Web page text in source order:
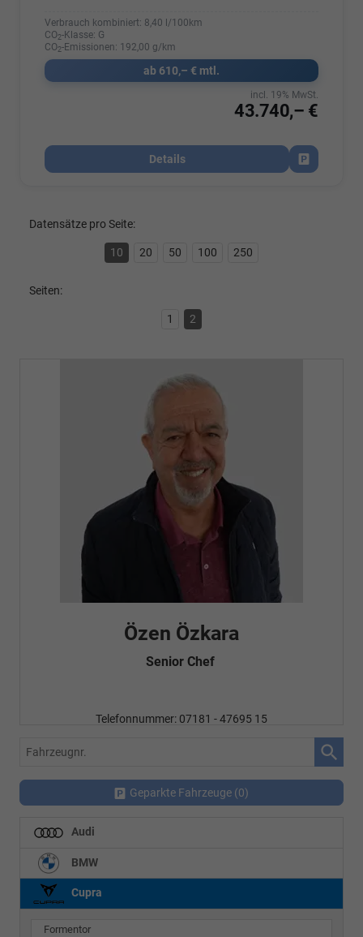
Verbrauch kombiniert: 8,40 l/100km
CO2-Klasse: G
CO2-Emissionen: 192,00 g/km
ab 610,– € mtl.
43.740,– €
incl. 19% MwSt.
Details
Fahrzeug
Datensätze pro Seite:
10 20 50 100 250
Seiten:
1 2
Özen Özkara
Senior Chef
Telefonnummer: 07181 - 47695 15
Fahrzeugnr.
Geparkte Fahrzeuge (0)
Audi
BMW
Cupra
Formentor